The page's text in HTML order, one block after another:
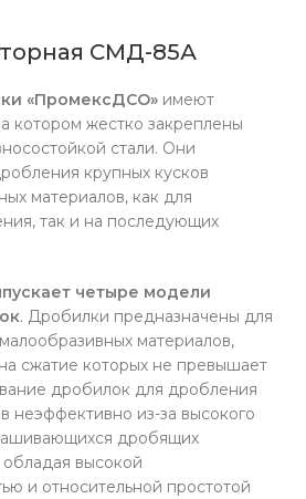
СМД-85А
«ПромексДСО» имеют
котором жестко закреплены
стали. Они
крупных кусков
материалов, как для
так и на последующих
четыре модели
. Дробилки предназначены для
материалов,
сжатие которых не превышает
дробилок для дробления
неэффективно из-за высокого
дробящих
высокой
и относительной простотой